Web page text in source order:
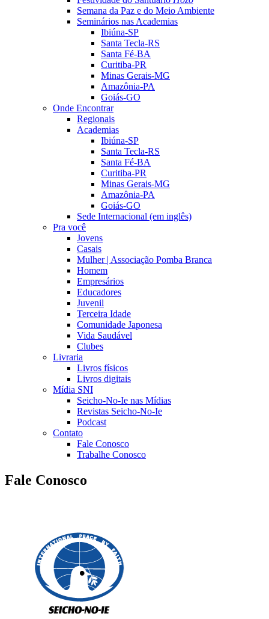
Semana da Paz e do Meio Ambiente
Seminários nas Academias
Ibiúna-SP
Santa Tecla-RS
Santa Fé-BA
Curitiba-PR
Minas Gerais-MG
Amazônia-PA
Goiás-GO
Onde Encontrar
Regionais
Academias
Ibiúna-SP
Santa Tecla-RS
Santa Fé-BA
Curitiba-PR
Minas Gerais-MG
Amazônia-PA
Goiás-GO
Sede Internacional (em inglês)
Pra você
Jovens
Casais
Mulher | Associação Pomba Branca
Homem
Empresários
Educadores
Juvenil
Terceira Idade
Comunidade Japonesa
Vida Saudável
Clubes
Livraria
Livros físicos
Livros digitais
Mídia SNI
Seicho-No-Ie nas Mídias
Revistas Seicho-No-Ie
Podcast
Contato
Fale Conosco
Trabalhe Conosco
Fale Conosco